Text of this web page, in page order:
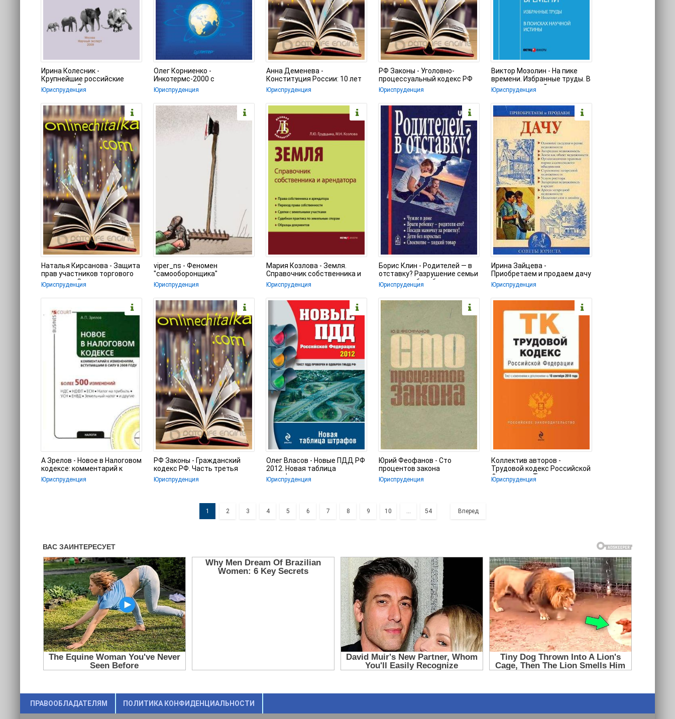
Ирина Колесник -
Крупнейшие российские
компании. Эволюция и
проблемы
Юриспруденция
Олег Корниенко -
Инкотермс-2000 с
комментариями
Юриспруденция
Анна Деменева -
Конституция России: 10 лет
применения
Юриспруденция
РФ Законы - Уголовно-
процессуальный кодекс РФ
Юриспруденция
Виктор Мозолин - На пике
времени. Избранные труды. В
поисках научной истины
Юриспруденция
Наталья Кирсанова - Защита
прав участников торгового
процесса. Споры, практика
Юриспруденция
viper_ns - Феномен
"самооборонщика"
Юриспруденция
Мария Козлова - Земля.
Справочник собственника и
арендатора
Юриспруденция
Борис Клин - Родителей — в
отставку? Разрушение семьи
под видом борьбы за права
Юриспруденция
Ирина Зайцева -
Приобретаем и продаем дачу
Юриспруденция
А Зрелов - Новое в Налоговом
кодексе: комментарий к
изменениям, вступившим в
Юриспруденция
РФ Законы - Гражданский
кодекс РФ. Часть третья
Юриспруденция
Олег Власов - Новые ПДД РФ
2012. Новая таблица
штрафов
Юриспруденция
Юрий Феофанов - Сто
процентов закона
Юриспруденция
Коллектив авторов -
Трудовой кодекс Российской
Федерации. Текст с
изменениями и
Юриспруденция
1 2 3 4 5 6 7 8 9 10 ... 54 Вперед
ПРАВООБЛАДАТЕЛЯМ ПОЛИТИКА КОНФИДЕНЦИАЛЬНОСТИ